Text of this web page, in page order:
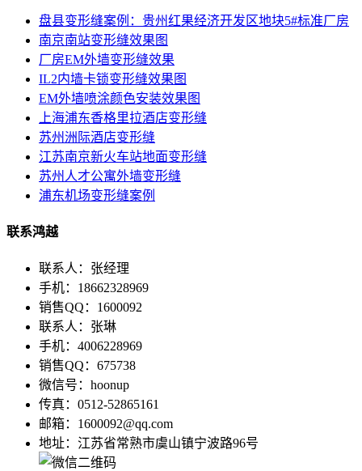
盘县变形缝案例：贵州红果经济开发区地块5#标准厂房
南京南站变形缝效果图
厂房EM外墙变形缝效果
IL2内墙卡锁变形缝效果图
EM外墙喷涂颜色安装效果图
上海浦东香格里拉酒店变形缝
苏州洲际酒店变形缝
江苏南京新火车站地面变形缝
苏州人才公寓外墙变形缝
浦东机场变形缝案例
联系鸿越
联系人：张经理
手机：18662328969
销售QQ：1600092
联系人：张琳
手机：4006228969
销售QQ：675738
微信号：hoonup
传真：0512-52865161
邮箱：1600092@qq.com
地址：江苏省常熟市虞山镇宁波路96号